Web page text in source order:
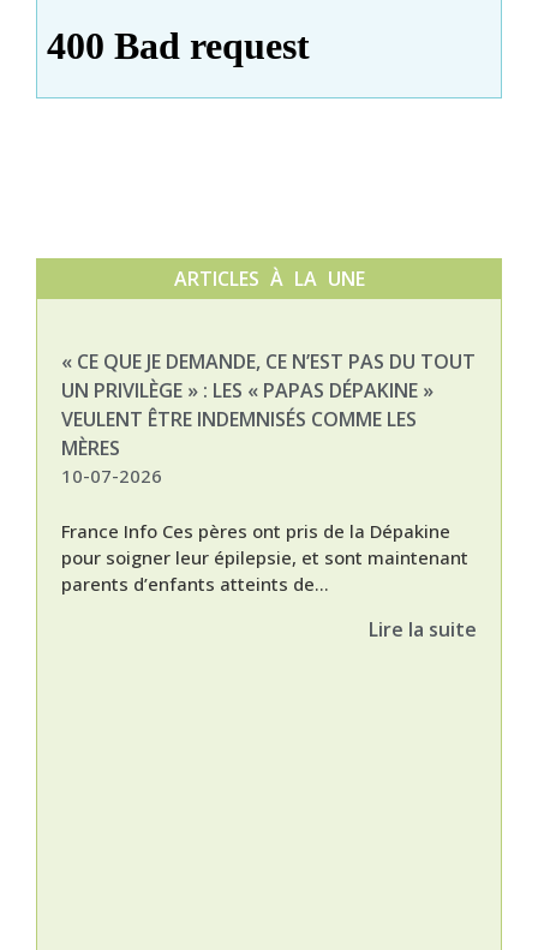
ARTICLES À LA UNE
« CE QUE JE DEMANDE, CE N’EST PAS DU TOUT
UN PRIVILÈGE » : LES « PAPAS DÉPAKINE »
VEULENT ÊTRE INDEMNISÉS COMME LES
MÈRES
10-07-2026
France Info Ces pères ont pris de la Dépakine
pour soigner leur épilepsie, et sont maintenant
parents d’enfants atteints de...
Lire la suite